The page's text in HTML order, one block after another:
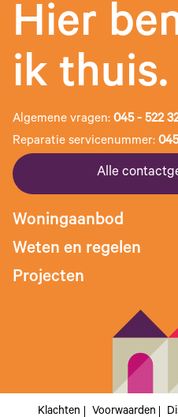
Hier
ik thuis.
Algemene vragen: 045 - 522
Reparatie servicenummer:
Alle
Woningaanbod
Weten en regelen
Projecten
Klachten Voorwaarden